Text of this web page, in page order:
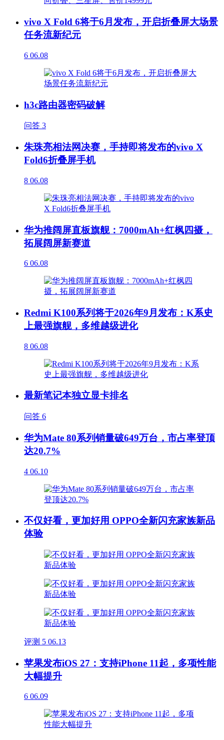
vivo X Fold 6将于6月发布，开启折叠屏大场景
任务流新纪元
6 06.08
h3c路由器密码破解
问答 3
朱珠亮相法网决赛，手持即将发布的vivo X
Fold6折叠屏手机
8 06.08
华为推阔屏直板旗舰：7000mAh+红枫四摄，
拓展阔屏新赛道
6 06.08
Redmi K100系列将于2026年9月发布：K系史
上最强旗舰，多维越级进化
8 06.08
最新笔记本独立显卡排名
问答 6
华为Mate 80系列销量破649万台，市占率登顶
达20.7%
4 06.10
不仅好看，更加好用 OPPO全新闪充家族新品
体验
评测 5 06.13
苹果发布iOS 27：支持iPhone 11起，多项性能
大幅提升
6 06.09